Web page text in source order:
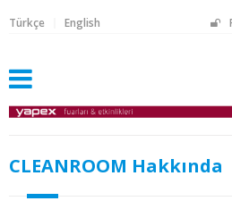
Türkçe English
CLEANROOM Hakkında